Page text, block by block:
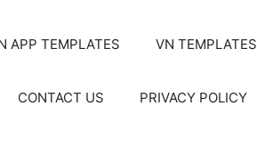
APP TEMPLATES VN TEMPLATES
CONTACT US PRIVACY POLICY